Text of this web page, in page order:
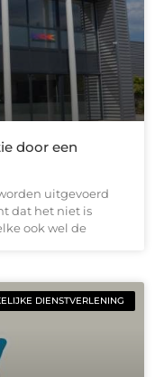
door een
uitgevoerd
dat het niet is
ook wel de
DIENSTVERLENING